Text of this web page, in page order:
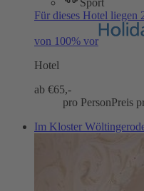
Sport
Für dieses Hotel liegen
von 100% vor
Hotel
ab €65,-
pro PersonPreis
Im Kloster